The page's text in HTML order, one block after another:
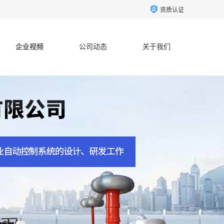
资质认证
企业视频 公司动态 关于我们